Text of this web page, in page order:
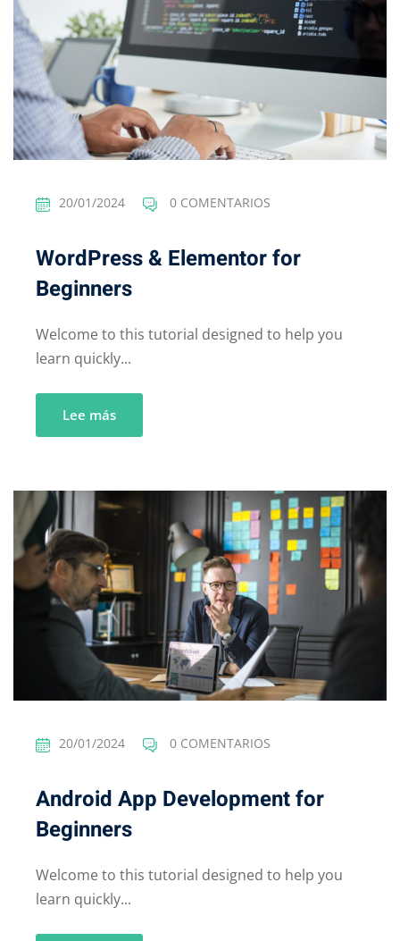
20/01/2024 0 COMENTARIOS
WordPress & Elementor for
Beginners
Welcome to this tutorial designed to help you
learn quickly...
Lee más
20/01/2024 0 COMENTARIOS
Android App Development for
Beginners
Welcome to this tutorial designed to help you
learn quickly...